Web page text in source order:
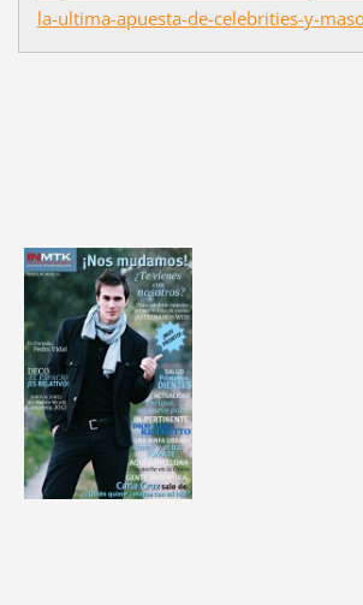
la-ultima-apuesta-de-celebrities-y-